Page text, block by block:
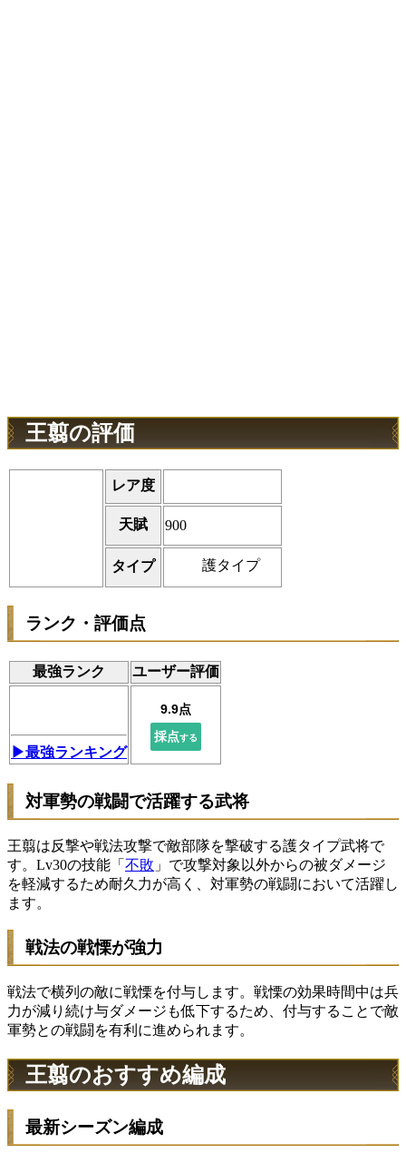
王翦の評価
レア度
天賦 900
タイプ 護タイプ
ランク・評価点
最強ランク ユーザー評価
▶最強ランキング
対軍勢の戦闘で活躍する武将
王翦は反撃や戦法攻撃で敵部隊を撃破する護タイプ武将で
す。Lv30の技能「 不敗 」で攻撃対象以外からの被ダメージ
を軽減するため耐久力が高く、対軍勢の戦闘において活躍し
ます。
戦法の戦慄が強力
戦法で横列の敵に戦慄を付与します。戦慄の効果時間中は兵
力が減り続け与ダメージも低下するため、付与することで敵
軍勢との戦闘を有利に進められます。
王翦のおすすめ編成
最新シーズン編成